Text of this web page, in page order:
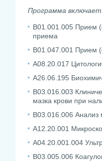
Программа
B01.001.005 Прием
приема
B01.047.001 Прием
A08.20.017
А26.06.195
B03.016.003
мазка крови при
B03.016.006 Анализ
A12.20.001
A04.20.001.004
B03.005.006